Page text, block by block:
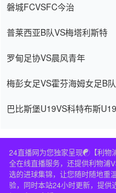
磐城FCVSFC今治
普莱西亚B队VS梅塔利斯特
罗甸足协VS晨风青年
梅彭女足VS霍芬海姆女足B队
巴比斯堡U19VS科特布斯U19
24直播网为您独家呈现☯️【利物
全在线直播服务，还提供利物浦
选的进球集锦，让您随时随地重
验，同时本站24小时更新，提供